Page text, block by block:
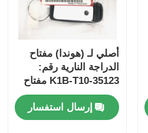
أصلي لـ (هوندا) مفتاح
الدراجة النارية رقم:
35123-K1B-T10 مفتاح
سيارة ذو ثلاثة أزرار
إرسال استفسار